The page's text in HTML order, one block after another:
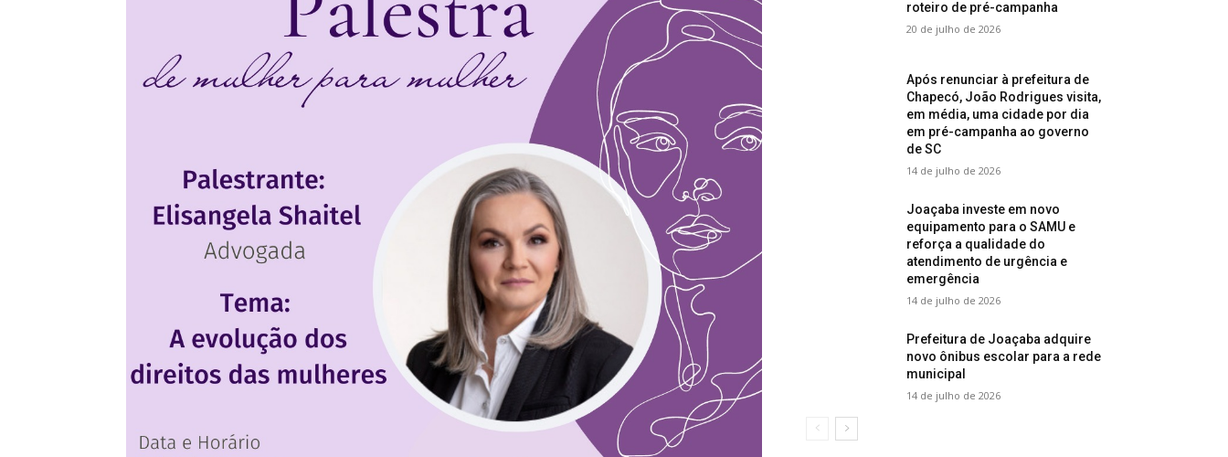
roteiro de pré-campanha
20 de julho de 2026
Após renunciar à prefeitura de
Chapecó, João Rodrigues visita,
em média, uma cidade por dia
em pré-campanha ao governo
de SC
14 de julho de 2026
Joaçaba investe em novo
equipamento para o SAMU e
reforça a qualidade do
atendimento de urgência e
emergência
14 de julho de 2026
Prefeitura de Joaçaba adquire
novo ônibus escolar para a rede
municipal
14 de julho de 2026